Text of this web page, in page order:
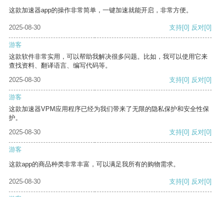
这款加速器app的操作非常简单，一键加速就能开启，非常方便。
2025-08-30 支持[0] 反对[0]
游客
这款软件非常实用，可以帮助我解决很多问题。比如，我可以使用它来
查找资料、翻译语言、编写代码等。
2025-08-30
支持[0] 反对[0]
游客
这款加速器VPM应用程序已经为我们带来了无限的隐私保护和安全性保
护。
2025-08-30
支持[0] 反对[0]
游客
这款app的商品种类非常丰富，可以满足我所有的购物需求。
2025-08-30 支持[0] 反对[0]